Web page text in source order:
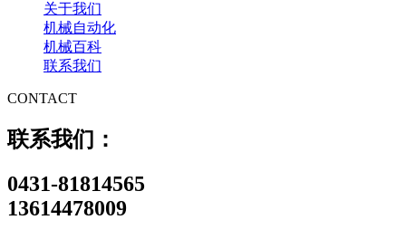
关于我们
机械自动化
机械百科
联系我们
CONTACT
联系我们：
0431-81814565
13614478009